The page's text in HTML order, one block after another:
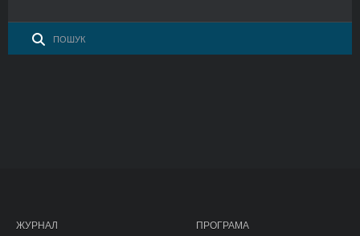
ЖУРНАЛ ПРОГРАМА